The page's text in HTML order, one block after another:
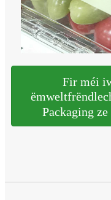
Fir méi
Packaging